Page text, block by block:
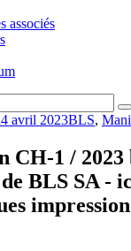
associés
4 avril 2023BLS,
CH-1 / 2023
BLS SA -